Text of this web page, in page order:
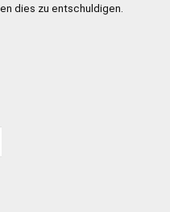
dies zu entschuldigen.